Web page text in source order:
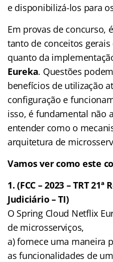
e disponibilizá-los para
Em provas de concurso,
tanto de conceitos
quanto da
Eureka. Questões
benefícios de utilização
configuração e
isso, é fundamental não
entender como o
arquitetura de
Vamos ver como este
1. (FCC – 2023 – TRT
Judiciário – TI)
O Spring Cloud Netflix
de microsserviços,
a) fornece uma maneira
as funcionalidades de